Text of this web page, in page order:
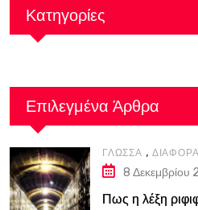
Κατηγορίες
Επιλεγμένα Άρθρα
ΓΛΏΣΣΑ , ΔΙΆΦΟΡΑ
8 Δεκεμβρίου
Πως η λέξη